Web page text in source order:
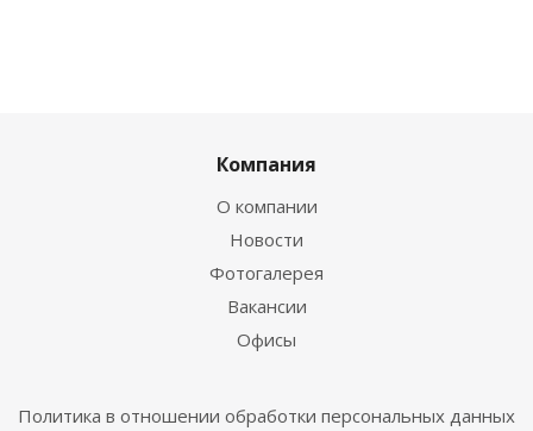
Компания
О компании
Новости
Фотогалерея
Вакансии
Офисы
Политика в отношении обработки персональных данных